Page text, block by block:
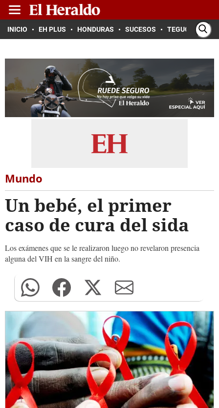
INICIO EH PLUS HONDURAS SUCESOS TEGUCIGALPA
Mundo
Un bebé, el primer
caso de cura del sida
Los exámenes que se le realizaron luego no revelaron presencia
alguna del VIH en la sangre del niño.